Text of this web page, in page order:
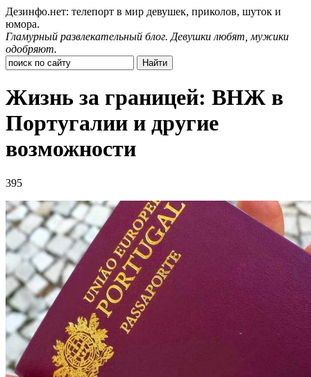
Дезинфо.нет: телепорт в мир девушек, приколов, шуток и
юмора.
Гламурный развлекательный блог. Девушки любят, мужики
одобряют.
Жизнь за границей: ВНЖ в
Португалии и другие
возможности
395